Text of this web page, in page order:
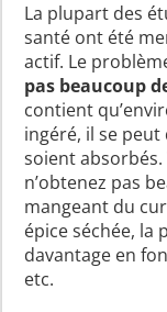
La plupart des
santé ont été
actif. Le
pas beaucoup
contient
ingéré, il se peut
soient absorbés.
n’obtenez pas
mangeant du
épice séchée, la
davantage en
etc.